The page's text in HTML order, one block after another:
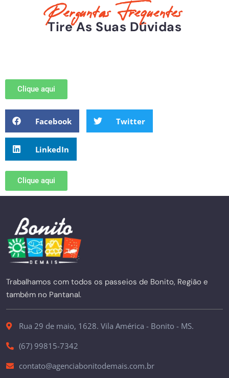
Perguntas Frequentes
Tire As Suas Dúvidas
Clique aqui
Facebook Twitter
LinkedIn
Clique aqui
Trabalhamos com todos os passeios de Bonito, Região e
também no Pantanal.
Rua 29 de maio, 1628. Vila América - Bonito - MS.
(67) 99815-7342
contato@agenciabonitodemais.com.br